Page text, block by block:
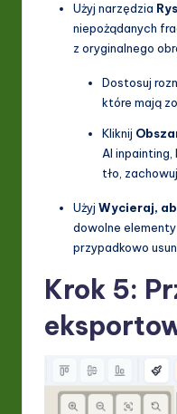
Użyj narzędzia
niepożądanych
z oryginalnego
Dostosuj
które mają
Kliknij
AI
tło,
Użyj Wycieraj,
dowolne
przypadkowo
Krok 5: